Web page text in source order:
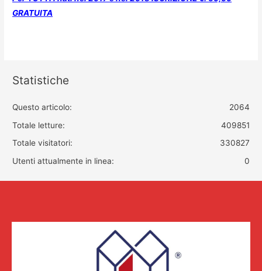
GRATUITA
Statistiche
2064
Questo articolo:
409851
Totale letture:
330827
Totale visitatori:
0
Utenti attualmente in linea: